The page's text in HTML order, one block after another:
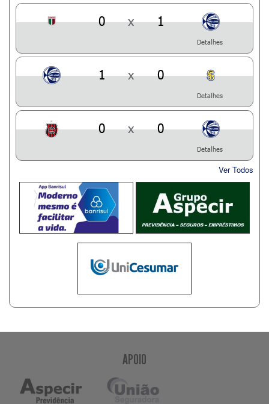
0 x 1
Detalhes
1 x 0
Detalhes
0 x 0
Detalhes
Ver Todos
APOIO